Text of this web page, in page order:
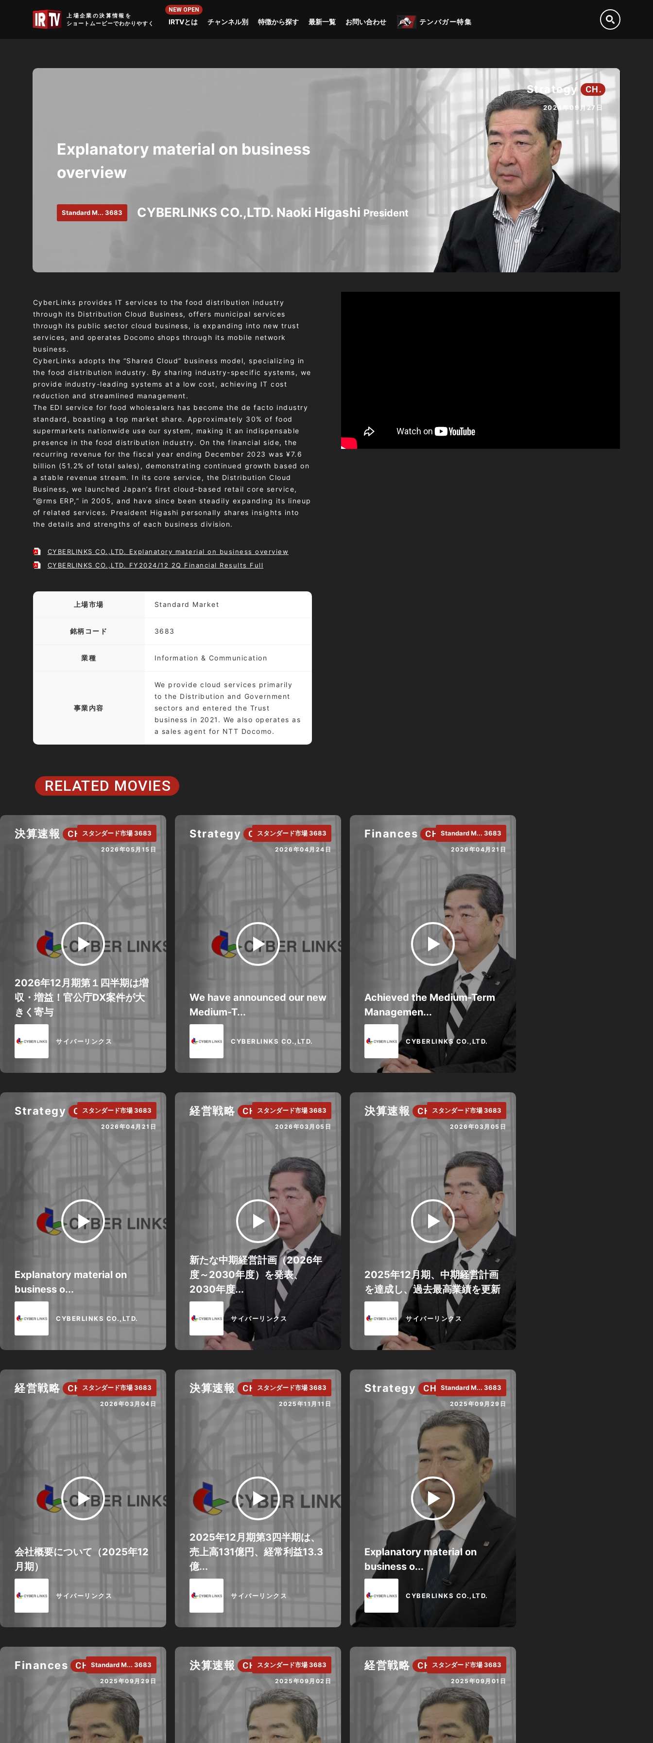
上場企業の決算情報を
ショートムービーでわかりやすく
IRTVとは チャンネル別 特徴から探す 最新一覧 お問い合わせ テンバガー特集
Strategy CH.
2024年09月27日
Explanatory material on business
overview
Standard M... 3683 CYBERLINKS CO.,LTD. Naoki Higashi President
CyberLinks provides IT services to the food distribution industry
through its Distribution Cloud Business, offers municipal services
through its public sector cloud business, is expanding into new trust
services, and operates Docomo shops through its mobile network
business.
CyberLinks adopts the “Shared Cloud” business model, specializing in
the food distribution industry. By sharing industry-specific systems, we
provide industry-leading systems at a low cost, achieving IT cost
reduction and streamlined management.
The EDI service for food wholesalers has become the de facto industry
standard, boasting a top market share. Approximately 30% of food
supermarkets nationwide use our system, making it an indispensable
presence in the food distribution industry. On the financial side, the
recurring revenue for the fiscal year ending December 2023 was ¥7.6
billion (51.2% of total sales), demonstrating continued growth based on
a stable revenue stream. In its core service, the Distribution Cloud
Business, we launched Japan’s first cloud-based retail core service,
“@rms ERP,” in 2005, and have since been steadily expanding its lineup
of related services. President Higashi personally shares insights into
the details and strengths of each business division.
CYBERLINKS CO.,LTD. Explanatory material on business overview
CYBERLINKS CO.,LTD. FY2024/12 2Q Financial Results Full
上場市場 Standard Market
銘柄コード 3683
業種 Information & Communication
事業内容
We provide cloud services primarily
to the Distribution and Government
sectors and entered the Trust
business in 2021. We also operates as
a sales agent for NTT Docomo.
RELATED MOVIES
決算速報 CH.スタンダード市場 3683
2026年05月15日
サイバーリンクス
2026年12月期第１四半期は増
収・増益！官公庁DX案件が大
きく寄与
Strategy CH.スタンダード市場 3683
2026年04月24日
CYBERLINKS CO.,LTD.
We have announced our new
Medium-T...
Finances CH.Standard M... 3683
2026年04月21日
CYBERLINKS CO.,LTD.
Achieved the Medium-Term
Managemen...
Strategy CH.スタンダード市場 3683
2026年04月21日
CYBERLINKS CO.,LTD.
Explanatory material on
business o...
経営戦略 CH.スタンダード市場 3683
2026年03月05日
サイバーリンクス
新たな中期経営計画（2026年
度～2030年度）を発表、
2030年度...
決算速報 CH.スタンダード市場 3683
2026年03月05日
サイバーリンクス
2025年12月期、中期経営計画
を達成し、過去最高業績を更新
経営戦略 CH.スタンダード市場 3683
2026年03月04日
サイバーリンクス
会社概要について（2025年12
月期）
決算速報 CH.スタンダード市場 3683
2025年11月11日
サイバーリンクス
2025年12月期第3四半期は、
売上高131億円、経常利益13.3
億...
Strategy CH. Standard M... 3683
2025年09月29日
CYBERLINKS CO.,LTD.
Explanatory material on
business o...
Finances CH.Standard M... 3683
2025年09月29日
決算速報 CH.スタンダード市場 3683
2025年09月02日
経営戦略 CH.スタンダード市場 3683
2025年09月01日